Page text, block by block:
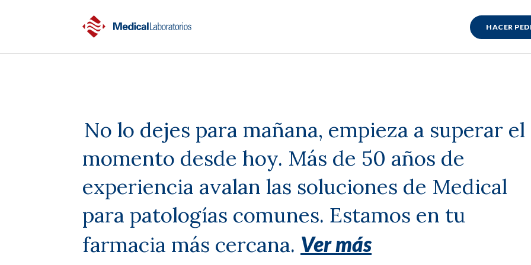
HACER
No lo dejes para mañana, empieza a superar el
momento desde hoy. Más de 50 años de
experiencia avalan las soluciones de Medical
para patologías comunes. Estamos en tu
farmacia más cercana. Ver más